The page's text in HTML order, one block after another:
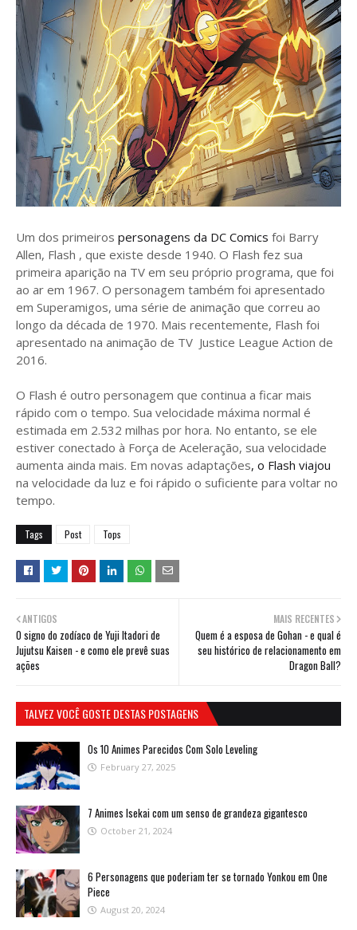
Um dos primeiros personagens da DC Comics foi Barry
Allen, Flash , que existe desde 1940. O Flash fez sua
primeira aparição na TV em seu próprio programa, que foi
ao ar em 1967. O personagem também foi apresentado
em Superamigos, uma série de animação que correu ao
longo da década de 1970. Mais recentemente, Flash foi
apresentado na animação de TV Justice League Action de
2016.
O Flash é outro personagem que continua a ficar mais
rápido com o tempo. Sua velocidade máxima normal é
estimada em 2.532 milhas por hora. No entanto, se ele
estiver conectado à Força de Aceleração, sua velocidade
aumenta ainda mais. Em novas adaptações, o Flash viajou
na velocidade da luz e foi rápido o suficiente para voltar no
tempo.
Tags Post Tops
MAIS RECENTES
Quem é a esposa de Gohan - e qual é
seu histórico de relacionamento em
Dragon Ball?
ANTIGOS
O signo do zodíaco de Yuji Itadori de
Jujutsu Kaisen - e como ele prevê suas
ações
TALVEZ VOCÊ GOSTE DESTAS POSTAGENS
Os 10 Animes Parecidos Com Solo Leveling
February 27, 2025
7 Animes Isekai com um senso de grandeza gigantesco
October 21, 2024
6 Personagens que poderiam ter se tornado Yonkou em One
Piece
August 20, 2024